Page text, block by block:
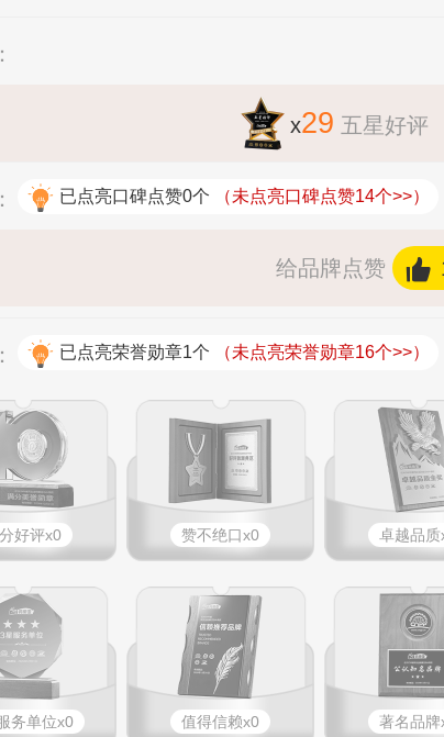
x29 五星好评
已点亮口碑点赞0个 （未点亮口碑点赞14个>>）
给品牌点赞
已点亮荣誉勋章1个 （未点亮荣誉勋章16个>>）
好评x0 赞不绝口x0 卓越品质
务单位x0 值得信赖x0 著名品牌